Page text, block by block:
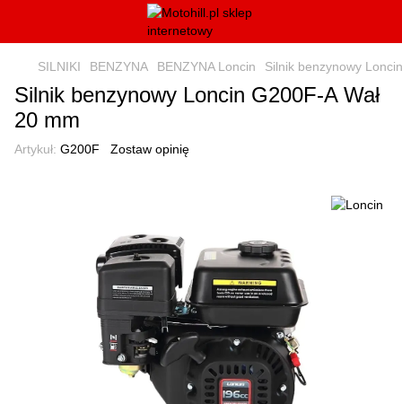
SILNIKI BENZYNA BENZYNA Loncin Silnik benzynowy
Silnik benzynowy Loncin G200F-A Wał
20 mm
Artykuł: G200F Zostaw opinię